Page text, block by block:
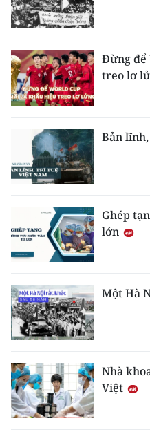
Đừng để
treo lơ
Bản
Ghép
lớn
Một Hà
Nhà
Việt